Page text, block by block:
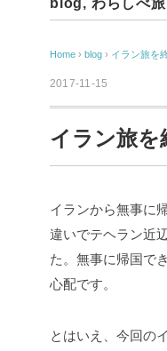
Home › blog › イラン旅を
2017-11-15
イラン旅を
イランから無事に
違いでテヘラン近
た。無事に帰国で
心配です。
とはいえ、今回の